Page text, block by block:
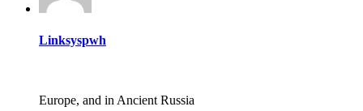
Linksyspwh
Europe, and in Ancient Russia